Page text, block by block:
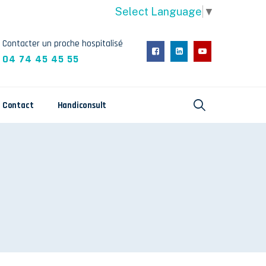
Select Language ▼
Contacter un proche hospitalisé
04 74 45 45 55
Contact Handiconsult